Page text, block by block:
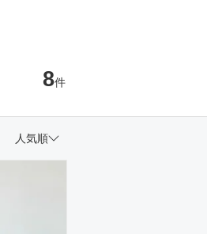
8件
人気順